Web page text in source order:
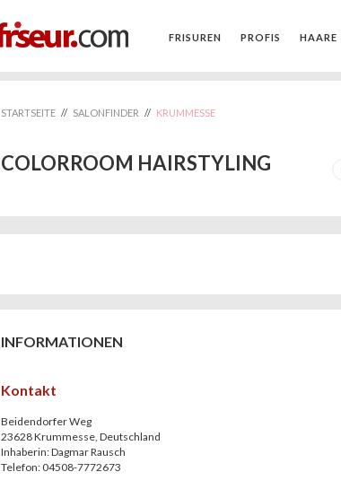
FRISUREN PROFIS HAARE
STARTSEITE // SALONFINDER // KRUMMESSE
COLORROOM HAIRSTYLING
INFORMATIONEN
Kontakt
Beidendorfer Weg
23628Krummesse, Deutschland
Inhaberin:Dagmar Rausch
Telefon: 04508-7772673